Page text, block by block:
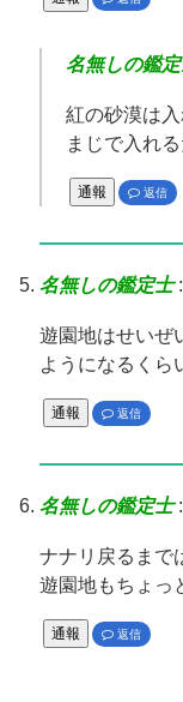
名無しの鑑
紅の砂漠は
まじで入れ
通報 返信
名無しの鑑定士:
遊園地はせいぜ
ようになるくら
通報 返信
名無しの鑑定士:
ナナリ戻るまで
遊園地もちょっ
通報 返信